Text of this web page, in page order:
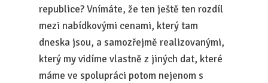
republice? Vnímáte, že ten ještě ten rozdíl
mezi nabídkovými cenami, který tam
dneska jsou, a samozřejmě realizovanými,
který my vidíme vlastně z jiných dat, které
máme ve spolupráci potom nejenom s